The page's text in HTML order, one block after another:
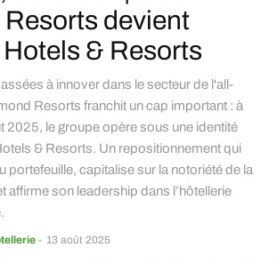
devient
& Resorts
à innover dans le secteur de l'all-
Resorts franchit un cap important : à
2025, le groupe opère sous une identité
& Resorts. Un repositionnement qui
portefeuille, capitalise sur la notoriété de la
affirme son leadership dans l’hôtellerie
- 13 août 2025